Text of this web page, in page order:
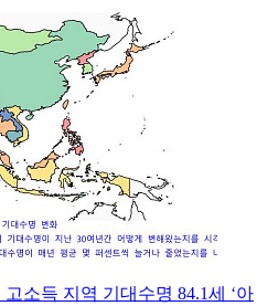
고소득 지역 기대수명 84.1세 ‘아